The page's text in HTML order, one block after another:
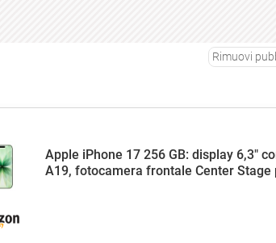
Rimuovi
Apple iPhone 17 256 GB: display 6,3"
A19, fotocamera frontale Center Stage